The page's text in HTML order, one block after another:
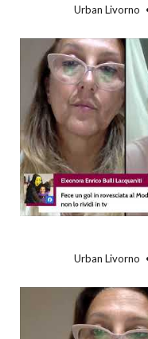
Urban Livorno
Urban Livorno